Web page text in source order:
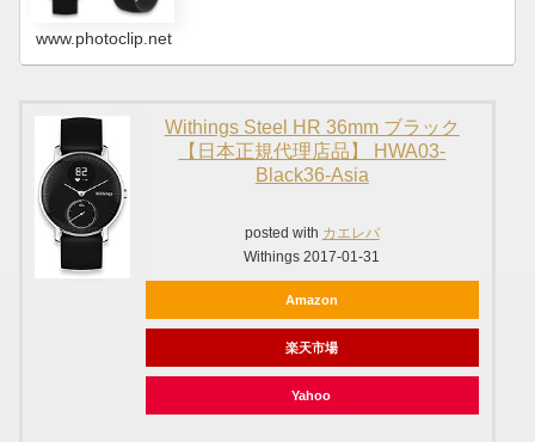
www.photoclip.net
Withings Steel HR 36mm ブラック
【日本正規代理店品】 HWA03-
Black36-Asia
posted with カエレバ
Withings 2017-01-31
Amazon
楽天市場
Yahoo